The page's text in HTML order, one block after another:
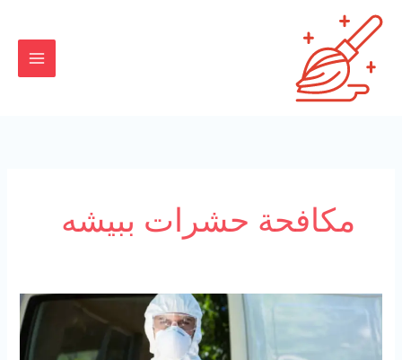
تخطي
المحتوى
مكافحة حشرات ببيشه
شركة
مكافحة